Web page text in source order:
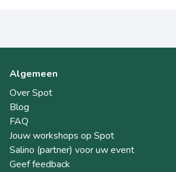
Algemeen
Over Spot
Blog
FAQ
Jouw workshops op Spot
Salino (partner) voor uw event
Geef feedback